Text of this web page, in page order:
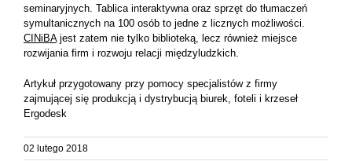
seminaryjnych. Tablica interaktywna oraz sprzęt do tłumaczeń
symultanicznych na 100 osób to jedne z licznych możliwości.
CINiBAjest zatem nie tylko biblioteką, lecz również miejsce
rozwijania firm i rozwoju relacji międzyludzkich.
Artykuł przygotowany przy pomocy specjalistów z firmy
zajmującej się produkcją i dystrybucją biurek, foteli i krzeseł
Ergodesk
02 lutego 2018